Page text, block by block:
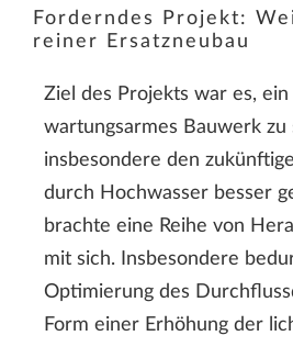
Forderndes Projekt:
reiner Ersatzneubau
Ziel des Projekts war es,
wartungsarmes Bauwerk zu
insbesondere den
durch Hochwasser besser
brachte eine Reihe von
mit sich. Insbesondere
Optimierung des
Form einer Erhöhung der